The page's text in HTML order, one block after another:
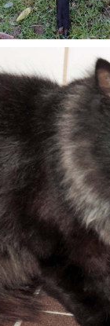
November 2016
Katze Happy